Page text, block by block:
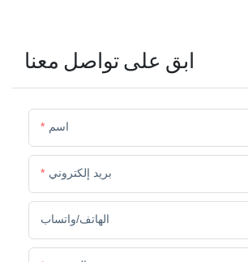
ابق على تواصل معنا
اسم
بريد إلكتروني
الهاتف/واتساب